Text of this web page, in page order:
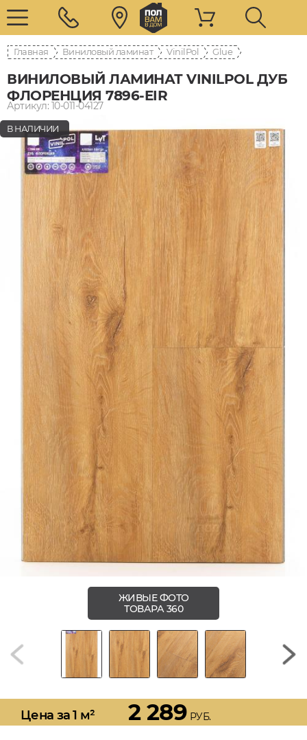
Главная Виниловый ламинат VinilPol Glue
ВИНИЛОВЫЙ ЛАМИНАТ VINILPOL ДУБ
ФЛОРЕНЦИЯ 7896-EIR
Артикул: 10-011-04127
В НАЛИЧИИ
ЖИВЫЕ ФОТО
ТОВАРА 360
Цена за 1 м² 2 289 РУБ.